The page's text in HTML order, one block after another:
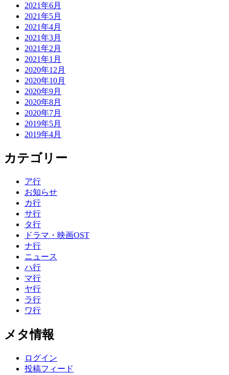
2021年6月
2021年5月
2021年4月
2021年3月
2021年2月
2021年1月
2020年12月
2020年10月
2020年9月
2020年8月
2020年7月
2019年5月
2019年4月
カテゴリー
ア行
お知らせ
カ行
サ行
タ行
ドラマ・映画OST
ナ行
ニュース
ハ行
マ行
ヤ行
ラ行
ワ行
メタ情報
ログイン
投稿フィード